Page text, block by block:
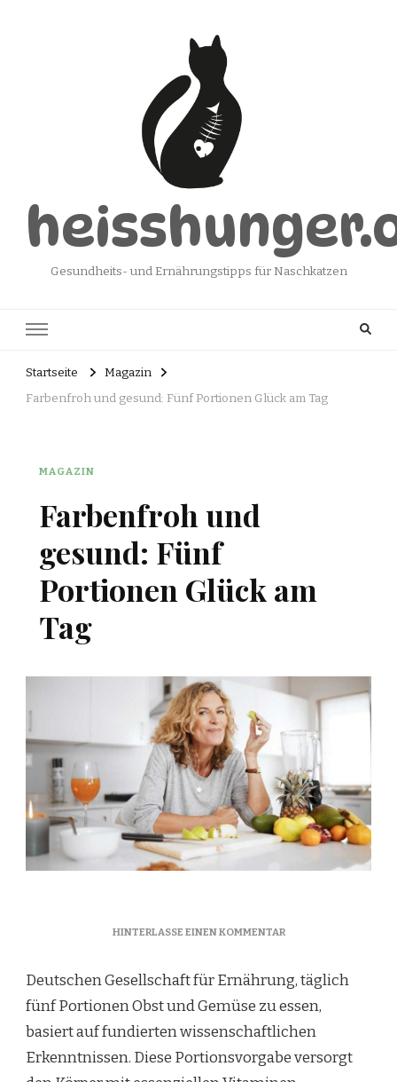
Gesundheits- und Ernährungstipps für Naschkatzen
Startseite
Magazin
Farbenfroh und gesund: Fünf Portionen Glück am Tag
MAGAZIN
Farbenfroh und
gesund: Fünf
Portionen Glück am
Tag
HINTERLASSE EINEN KOMMENTARZU
GESUND:
PORTIONEN
GLÜCK
TAG
Deutschen Gesellschaft für Ernährung, täglich
fünf Portionen Obst und Gemüse zu essen,
basiert auf fundierten wissenschaftlichen
Erkenntnissen. Diese Portionsvorgabe versorgt